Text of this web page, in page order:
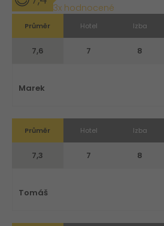
3x hodnocené
Průměr
7,6
Hotel
7
Izba
8
Marek
Průměr
7,3
Hotel
7
Izba
8
Tomáš